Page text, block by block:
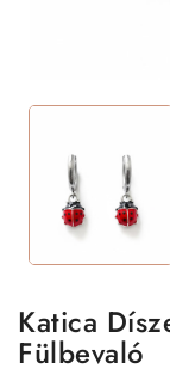
Katica
Fülbevaló